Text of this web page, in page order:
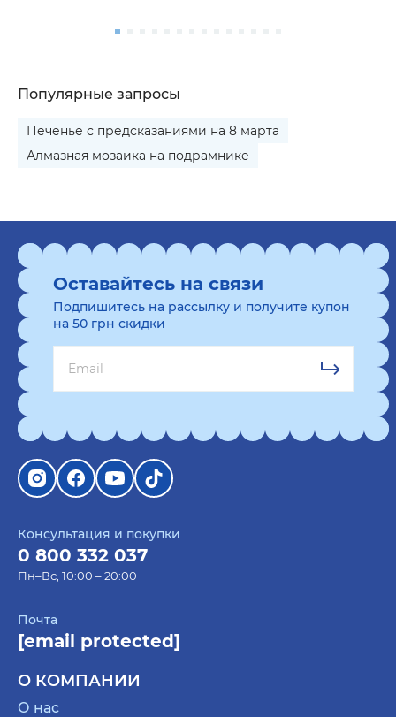
Популярные запросы
Печенье с предсказаниями на 8 марта
Алмазная мозаика на подрамнике
Консультация и покупки
0 800 332 037
Пн–Вс, 10:00 – 20:00
Почта
[email protected]
О КОМПАНИИ
О нас
Оставайтесь на связи
Подпишитесь на рассылку и получите купон
на 50 грн скидки